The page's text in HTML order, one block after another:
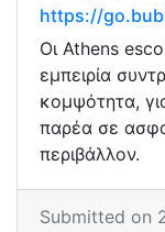
https://
Οι Athens
εμπειρία
κομψότητα,
παρέα σε
περιβάλλον.
Submitted on